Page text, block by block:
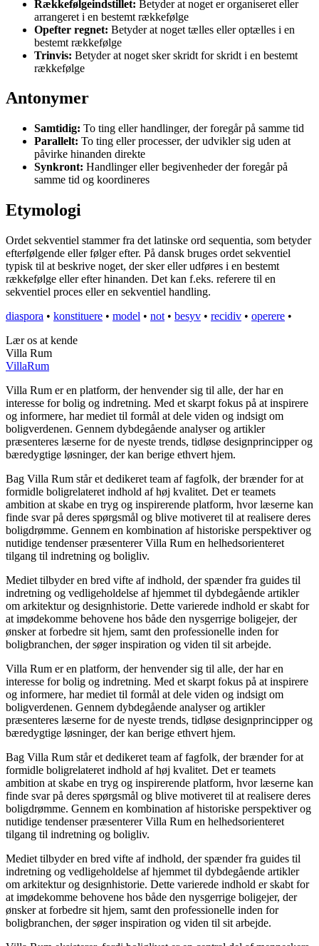
Rækkefølgeindstillet: Betyder at noget er organiseret eller
arrangeret i en bestemt rækkefølge
Opefter regnet: Betyder at noget tælles eller optælles i en
bestemt rækkefølge
Trinvis: Betyder at noget sker skridt for skridt i en bestemt
rækkefølge
Antonymer
Samtidig: To ting eller handlinger, der foregår på samme tid
Parallelt: To ting eller processer, der udvikler sig uden at
påvirke hinanden direkte
Synkront: Handlinger eller begivenheder der foregår på
samme tid og koordineres
Etymologi
Ordet sekventiel stammer fra det latinske ord sequentia, som betyder
efterfølgende eller følger efter. På dansk bruges ordet sekventiel
typisk til at beskrive noget, der sker eller udføres i en bestemt
rækkefølge eller efter hinanden. Det kan f.eks. referere til en
sekventiel proces eller en sekventiel handling.
diaspora • konstituere • model • not • besyv • recidiv • operere •
Lær os at kende
Villa Rum
VillaRum
Villa Rum er en platform, der henvender sig til alle, der har en
interesse for bolig og indretning. Med et skarpt fokus på at inspirere
og informere, har mediet til formål at dele viden og indsigt om
boligverdenen. Gennem dybdegående analyser og artikler
præsenteres læserne for de nyeste trends, tidløse designprincipper og
bæredygtige løsninger, der kan berige ethvert hjem.
Bag Villa Rum står et dedikeret team af fagfolk, der brænder for at
formidle boligrelateret indhold af høj kvalitet. Det er teamets
ambition at skabe en tryg og inspirerende platform, hvor læserne kan
finde svar på deres spørgsmål og blive motiveret til at realisere deres
boligdrømme. Gennem en kombination af historiske perspektiver og
nutidige tendenser præsenterer Villa Rum en helhedsorienteret
tilgang til indretning og boligliv.
Mediet tilbyder en bred vifte af indhold, der spænder fra guides til
indretning og vedligeholdelse af hjemmet til dybdegående artikler
om arkitektur og designhistorie. Dette varierede indhold er skabt for
at imødekomme behovene hos både den nysgerrige boligejer, der
ønsker at forbedre sit hjem, samt den professionelle inden for
boligbranchen, der søger inspiration og viden til sit arbejde.
Villa Rum er en platform, der henvender sig til alle, der har en
interesse for bolig og indretning. Med et skarpt fokus på at inspirere
og informere, har mediet til formål at dele viden og indsigt om
boligverdenen. Gennem dybdegående analyser og artikler
præsenteres læserne for de nyeste trends, tidløse designprincipper og
bæredygtige løsninger, der kan berige ethvert hjem.
Bag Villa Rum står et dedikeret team af fagfolk, der brænder for at
formidle boligrelateret indhold af høj kvalitet. Det er teamets
ambition at skabe en tryg og inspirerende platform, hvor læserne kan
finde svar på deres spørgsmål og blive motiveret til at realisere deres
boligdrømme. Gennem en kombination af historiske perspektiver og
nutidige tendenser præsenterer Villa Rum en helhedsorienteret
tilgang til indretning og boligliv.
Mediet tilbyder en bred vifte af indhold, der spænder fra guides til
indretning og vedligeholdelse af hjemmet til dybdegående artikler
om arkitektur og designhistorie. Dette varierede indhold er skabt for
at imødekomme behovene hos både den nysgerrige boligejer, der
ønsker at forbedre sit hjem, samt den professionelle inden for
boligbranchen, der søger inspiration og viden til sit arbejde.